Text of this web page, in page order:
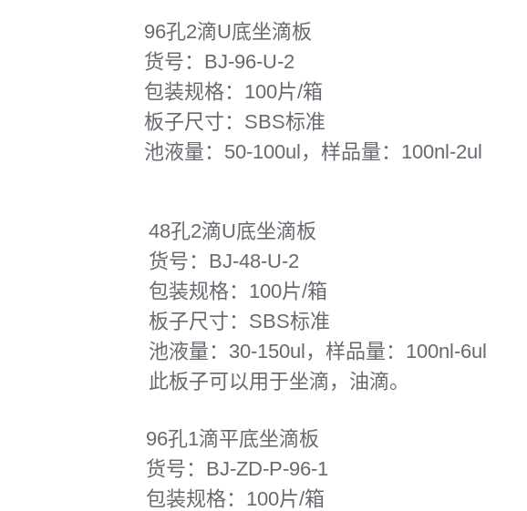
96孔2滴U底坐滴板
货号：BJ-96-U-2
包装规格：100片/箱
板子尺寸：SBS标准
池液量：50-100ul，样品量：100nl-2ul
48孔2滴U底坐滴板
货号：BJ-48-U-2
包装规格：100片/箱
板子尺寸：SBS标准
池液量：30-150ul，样品量：100nl-6ul
此板子可以用于坐滴，油滴。
96孔1滴平底坐滴板
货号：BJ-ZD-P-96-1
包装规格：100片/箱